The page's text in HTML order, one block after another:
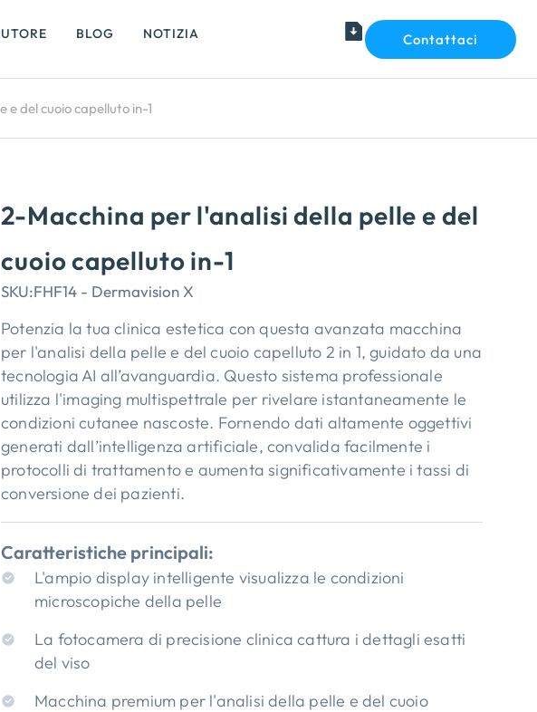
BLOG NOTIZIA Contattaci
e del cuoio capelluto in-1
2-Macchina per l'analisi della pelle e del
cuoio capelluto in-1
SKU:FHF14 - Dermavision X
Potenzia la tua clinica estetica con questa avanzata macchina
per l'analisi della pelle e del cuoio capelluto 2 in 1, guidato da una
tecnologia AI all’avanguardia. Questo sistema professionale
utilizza l'imaging multispettrale per rivelare istantaneamente le
condizioni cutanee nascoste. Fornendo dati altamente oggettivi
generati dall’intelligenza artificiale, convalida facilmente i
protocolli di trattamento e aumenta significativamente i tassi di
conversione dei pazienti.
Caratteristiche principali:
L'ampio display intelligente visualizza le condizioni
microscopiche della pelle
La fotocamera di precisione clinica cattura i dettagli esatti
del viso
Macchina premium per l'analisi della pelle e del cuoio